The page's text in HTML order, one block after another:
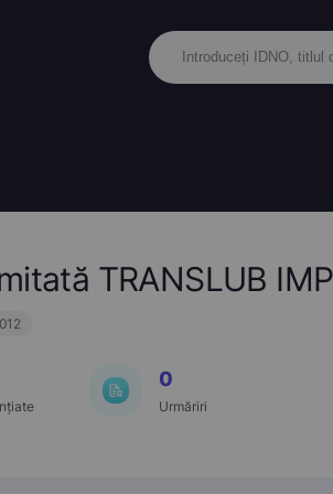
TRANSLUB
0
Urmăriri